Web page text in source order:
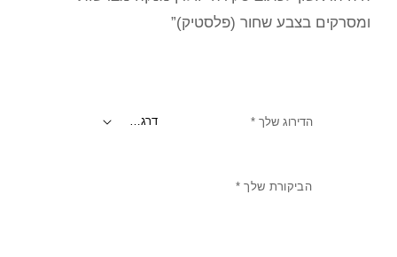
ומסרקים בצבע שחור (פלסטיק)”
הדירוג שלך *